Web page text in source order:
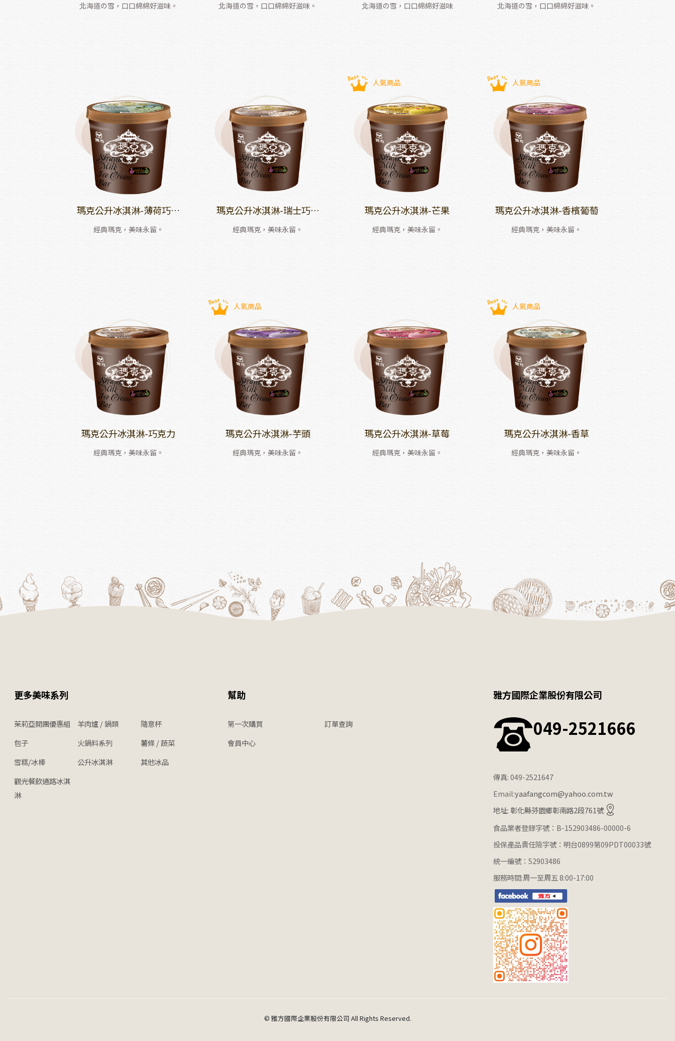
北海道の雪，口口綿綿好滋味。 北海道の雪，口口綿綿好滋味。 北海道の雪，口口綿綿好滋味 北海道の雪，口口綿綿好滋味。
瑪克公升冰淇淋-薄荷巧克
經典瑪克，美味永留。
瑪克公升冰淇淋-瑞士巧克
經典瑪克，美味永留。
人氣商品
瑪克公升冰淇淋-芒果
經典瑪克，美味永留。
人氣商品
瑪克公升冰淇淋-香檳葡萄
經典瑪克，美味永留。
瑪克公升冰淇淋-巧克力
經典瑪克，美味永留。
人氣商品
瑪克公升冰淇淋-芋頭
經典瑪克，美味永留。
瑪克公升冰淇淋-草莓
經典瑪克，美味永留。
人氣商品
瑪克公升冰淇淋-香草
經典瑪克，美味永留。
更多美味系列
茱莉亞開團優惠組 羊肉爐 / 鍋類
隨意杯
包子
火鍋料系列
薯條 / 蔬菜
雪糕/冰棒
公升冰淇淋
其他冰品
觀光餐飲通路冰淇
淋
幫助
第一次購買
訂單查詢
會員中心
雅方國際企業股份有限公司
049-2521666
傳真: 049-2521647
Email:yaafangcom@yahoo.com.tw
地址: 彰化縣芬園鄉彰南路2段761號
食品業者登錄字號：B-152903486-00000-6
投保產品責任險字號：明台0899第09PDT00033號
統一編號：52903486
服務時間:周一至周五 8:00-17:00
© 雅方國際企業股份有限公司 All Rights Reserved.